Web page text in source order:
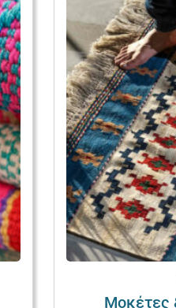
Μοκέτες